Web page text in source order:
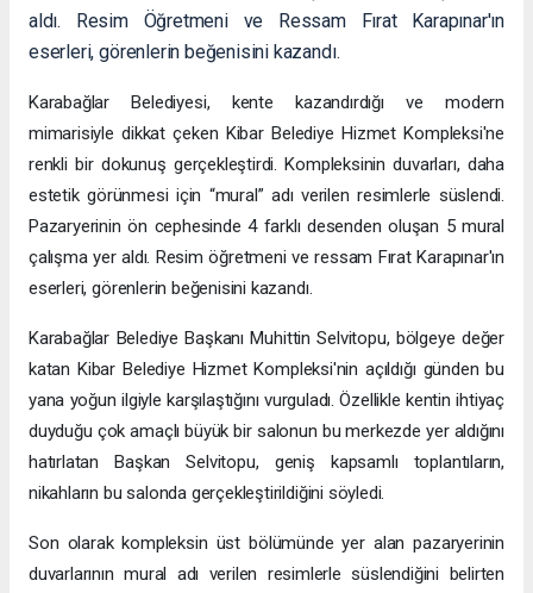
aldı. Resim Öğretmeni ve Ressam Fırat Karapınar'ın
eserleri, görenlerin beğenisini kazandı.
Karabağlar Belediyesi, kente kazandırdığı ve modern
mimarisiyle dikkat çeken Kibar Belediye Hizmet Kompleksi'ne
renkli bir dokunuş gerçekleştirdi. Kompleksinin duvarları, daha
estetik görünmesi için “mural” adı verilen resimlerle süslendi.
Pazaryerinin ön cephesinde 4 farklı desenden oluşan 5 mural
çalışma yer aldı. Resim öğretmeni ve ressam Fırat Karapınar'ın
eserleri, görenlerin beğenisini kazandı.
Karabağlar Belediye Başkanı Muhittin Selvitopu, bölgeye değer
katan Kibar Belediye Hizmet Kompleksi'nin açıldığı günden bu
yana yoğun ilgiyle karşılaştığını vurguladı. Özellikle kentin ihtiyaç
duyduğu çok amaçlı büyük bir salonun bu merkezde yer aldığını
hatırlatan Başkan Selvitopu, geniş kapsamlı toplantıların,
nikahların bu salonda gerçekleştirildiğini söyledi.
Son olarak kompleksin üst bölümünde yer alan pazaryerinin
duvarlarının mural adı verilen resimlerle süslendiğini belirten